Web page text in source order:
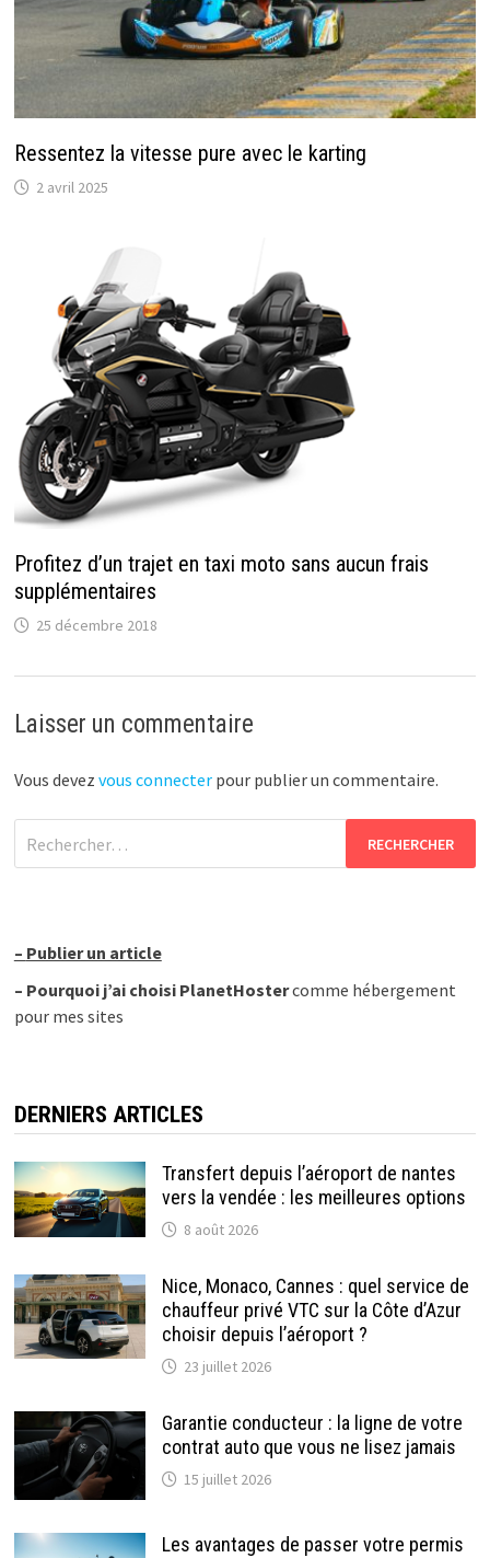
Ressentez la vitesse pure avec le karting
2 avril 2025
Profitez d’un trajet en taxi moto sans aucun frais
supplémentaires
25 décembre 2018
Laisser un commentaire
Vous devez vous connecterpour publier un commentaire.
– Publier un article
– Pourquoi j’ai choisi PlanetHostercomme hébergement
pour mes sites
DERNIERS ARTICLES
Transfert depuis l’aéroport de nantes
vers la vendée : les meilleures options
8 août 2026
Nice, Monaco, Cannes : quel service de
chauffeur privé VTC sur la Côte d’Azur
choisir depuis l’aéroport ?
23 juillet 2026
Garantie conducteur : la ligne de votre
contrat auto que vous ne lisez jamais
15 juillet 2026
Les avantages de passer votre permis